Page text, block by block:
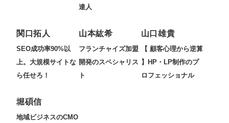
達人
関口拓人
SEO成功率90%以
上。大規模サイトな
ら任せろ！
山本紘希
フランチャイズ加盟
開発のスペシャリス
ト
山口雄貴
【 顧客心理から逆算
】HP・LP制作のプ
ロフェッショナル
堀碩信
地域ビジネスのCMO